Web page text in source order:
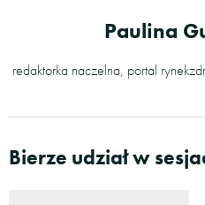
Paulina
redaktorka naczelna, portal
Bierze udział w